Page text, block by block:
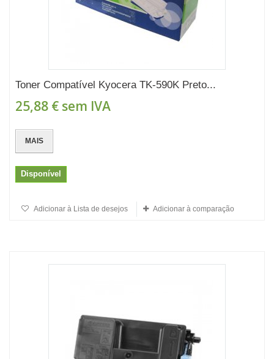
Toner Compatível Kyocera TK-590K Preto...
25,88 € sem IVA
MAIS
Disponível
Adicionar à Lista de desejos Adicionar à comparação